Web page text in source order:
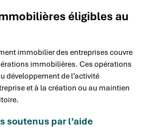
éligibles au
immobilier des entreprises couvre
immobilières. Ces opérations
développement de l’activité
et à la création ou au maintien
soutenus par l’aide